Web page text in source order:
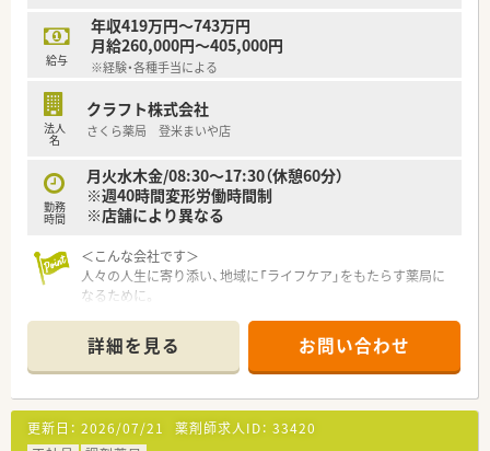
給与
年収419万円～743万円
月給260,000円～405,000円
※経験・各種手当による
法人
名
クラフト株式会社
さくら薬局 登米まいや店
勤務
時間
月火水木金/08:30～17:30（休憩60分）
※週40時間変形労働時間制
※店舗により異なる
＜こんな会社です＞
人々の人生に寄り添い、地域に「ライフケア」をもたらす薬局に
なるために。
りひとりの人生に寄り添い、質の高い医療サービスを届ける薬剤
師を求め育てています。
＜特徴・ポイントのご紹介＞
★薬剤師を守る独自システム
業務をサポートするために様々なシステムを独自開発していま
詳細を見る お問い合わせ
更新日： 2026/07/21 薬剤師求人ID： 33420